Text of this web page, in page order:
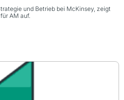
und Betrieb bei McKinsey, zeigt
AM auf.